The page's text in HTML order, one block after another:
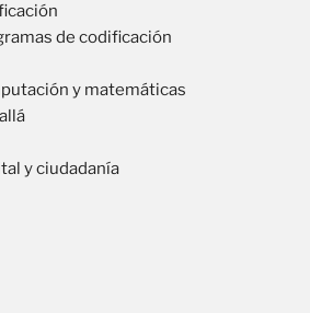
de codificación
y matemáticas
y ciudadanía